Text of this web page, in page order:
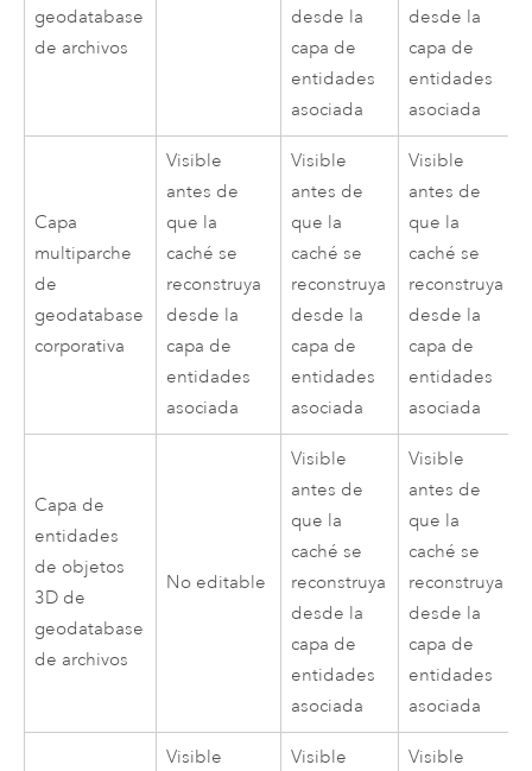
geodatabase
de archivos
desde la
capa de
entidades
asociada
desde la
capa de
entidades
asociada
Capa
multiparche
de
geodatabase
corporativa
Visible
antes de
que la
caché se
reconstruya
desde la
capa de
entidades
asociada
Visible
antes de
que la
caché se
reconstruya
desde la
capa de
entidades
asociada
Visible
antes de
que la
caché se
reconstruya
desde la
capa de
entidades
asociada
Capa de
entidades
de objetos
3D de
geodatabase
de archivos
No editable
Visible
antes de
que la
caché se
reconstruya
desde la
capa de
entidades
asociada
Visible
antes de
que la
caché se
reconstruya
desde la
capa de
entidades
asociada
Visible
Visible
Visible